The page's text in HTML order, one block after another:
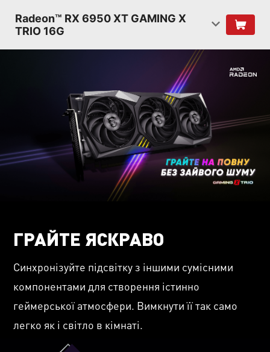
Radeon™ RX 6950 XT GAMING X
TRIO 16G
ГРАЙТЕ ЯСКРАВО
Синхронізуйте підсвітку з іншими сумісними
компонентами для створення істинно
геймерської атмосфери. Вимкнути її так само
легко як і світло в кімнаті.